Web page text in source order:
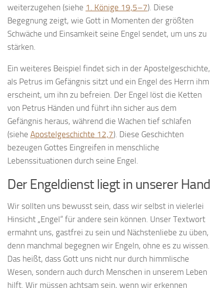
weiterzugehen (siehe 1. Könige 19,5–7). Diese
Begegnung zeigt, wie Gott in Momenten der größten
Schwäche und Einsamkeit seine Engel sendet, um uns zu
stärken.
Ein weiteres Beispiel findet sich in der Apostelgeschichte,
als Petrus im Gefängnis sitzt und ein Engel des Herrn ihm
erscheint, um ihn zu befreien. Der Engel löst die Ketten
von Petrus Händen und führt ihn sicher aus dem
Gefängnis heraus, während die Wachen tief schlafen
(siehe Apostelgeschichte 12,7). Diese Geschichten
bezeugen Gottes Eingreifen in menschliche
Lebenssituationen durch seine Engel.
Der Engeldienst liegt in unserer Hand
Wir sollten uns bewusst sein, dass wir selbst in vielerlei
Hinsicht „Engel“ für andere sein können. Unser Textwort
ermahnt uns, gastfrei zu sein und Nächstenliebe zu üben,
denn manchmal begegnen wir Engeln, ohne es zu wissen.
Das heißt, dass Gott uns nicht nur durch himmlische
Wesen, sondern auch durch Menschen in unserem Leben
hilft. Wir müssen achtsam sein, wenn wir erkennen